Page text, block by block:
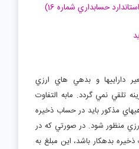
حسابداري شماره 16)
داراييها و بدهي هاي ارزي
تلقي نمي گردد. مابه التفاوت
مذکور بايد در حساب ذخيره
منظور شود. در صورتي که در
بدهکار باشد، اين مبلغ به